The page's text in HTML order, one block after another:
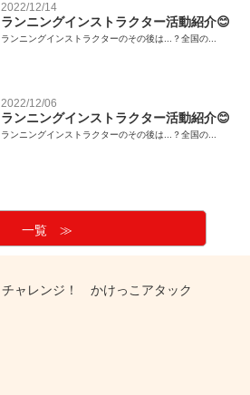
2022/12/14
ランニングインストラクター活動紹介😊
ランニングインストラクターのその後は...？全国の...
2022/12/06
ランニングインストラクター活動紹介😊
ランニングインストラクターのその後は...？全国の...
一覧 ≫